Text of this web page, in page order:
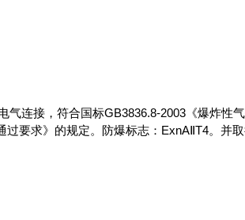
连接，符合国标GB3836.8-2003《爆炸性
要求》的规定。防爆标志：ExnAⅡT4。并取